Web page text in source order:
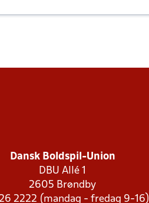
Dansk Boldspil-Union
DBU Allé 1
2605 Brøndby
2222 (mandag - fredag 9-16)